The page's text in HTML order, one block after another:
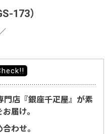
173）
／
門店『銀座千疋屋』が素
届け。
わせ。